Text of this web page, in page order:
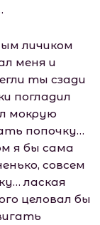
личиком
меня и
ты сзади
погладил
мокрую
попочку…
я бы сама
совсем
лаская
целовал бы